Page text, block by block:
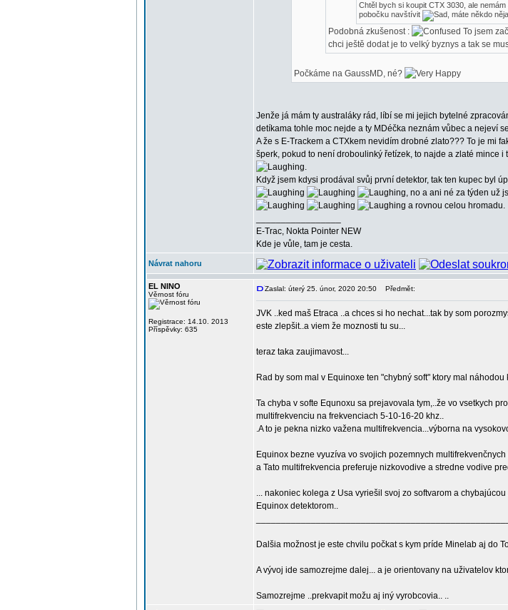
Chtěl bych si koupit CTX 3030, ale
pobočku navštívit
, máte někdo
Podobná zkušenost : To jsem
chci ještě dodat je to velký byznys a tak se
Počkáme na GaussMD, né?
Jenže já mám ty australáky rád, líbí se mi jejich bytelné
detíkama tohle moc nejde a ty MDéčka neznám vůbec a nejeví
A že s E-Trackem a CTXkem nevidím drobné zlato??? To je mi
šperk, pokud to není droboulinký řetízek, to najde a zlaté mince
.
Když jsem kdysi prodával svůj první detektor, tak ten kupec byl
, no a ani né za týden už
a rovnou celou hromadu.
E-Trac, Nokta Pointer NEW
Kde je vůle, tam je cesta.
Návrat nahoru
EL NINO
Věrnost fóru
Registrace: 14.10. 2013
Příspěvky: 635
Zaslal: úterý 25. únor, 2020 20:50 Předmět:
JVK ..ked maš Etraca ..a chces si ho nechat...tak by som
este zlepšit..a viem že moznosti tu su...
teraz taka zaujimavost...
Rad by som mal v Equinoxe ten "chybný soft" ktory mal
Ta chyba v softe Equnoxu sa prejavovala tym,..že vo vsetkych
multifrekvenciu na frekvenciach 5-10-16-20 khz..
.A to je pekna nizko važena multifrekvencia...výborna na
Equinox bezne vyuzíva vo svojich pozemnych
a Tato multifrekvencia preferuje nizkovodive a stredne vodive
... nakoniec kolega z Usa vyriešil svoj zo softvarom a
Equinox detektorom..
Dalšia možnost je este chvilu počkat s kym príde Minelab aj do
A vývoj ide samozrejme dalej... a je orientovany na uživatelov
Samozrejme ..prekvapit možu aj iný vyrobcovia.. ..